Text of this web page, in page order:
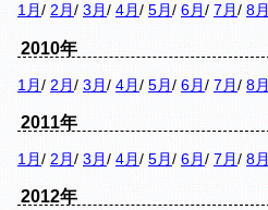
1月 / 2月 / 3月 / 4月 / 5月 / 6月 / 7月 / 8月
2010年
1月 / 2月 / 3月 / 4月 / 5月 / 6月 / 7月 / 8月
2011年
1月 / 2月 / 3月 / 4月 / 5月 / 6月 / 7月 / 8月
2012年